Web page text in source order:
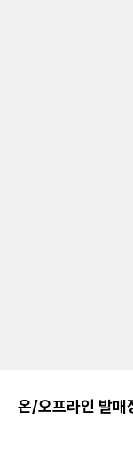
온/오프라인 발매